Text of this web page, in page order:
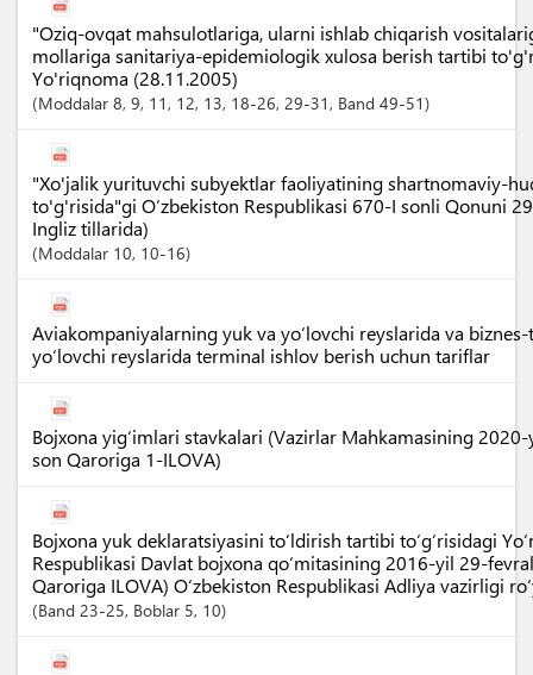
"Oziq-ovqat mahsulotlariga, ularni ishlab chiqarish
mollariga sanitariya-epidemiologik xulosa berish tartibi
Yo'riqnoma (28.11.2005)
Moddalar 8, 9, 11 , 12, 13, 18-26, 29-31 , Band 49-51
"Xo'jalik yurituvchi subyektlar faoliyatining shartnomaviy-
to'g'risida"gi O‘zbekiston Respublikasi 670-I sonli Qonuni
Ingliz tillarida)
Moddalar 10, 10-16
Aviakompaniyalarning yuk va yoʻlovchi reyslarida va
yoʻlovchi reyslarida terminal ishlov berish uchun tariflar
Bojxona yig‘imlari stavkalari (Vazirlar Mahkamasining
son Qaroriga 1-ILOVA)
Bojxona yuk deklaratsiyasini to‘ldirish tartibi to‘g‘risidagi
Respublikasi Davlat bojxona qo‘mitasining 2016-yil 29-
Qaroriga ILOVA) O‘zbekiston Respublikasi Adliya vazirligi
Band 23-25, Boblar 5, 10